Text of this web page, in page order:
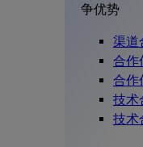
争优势
渠道
合作
合作
技术
技术